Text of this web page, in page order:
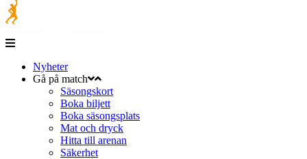
Nyheter
Gå på match
Säsongskort
Boka biljett
Boka säsongsplats
Mat och dryck
Hitta till arenan
Säkerhet